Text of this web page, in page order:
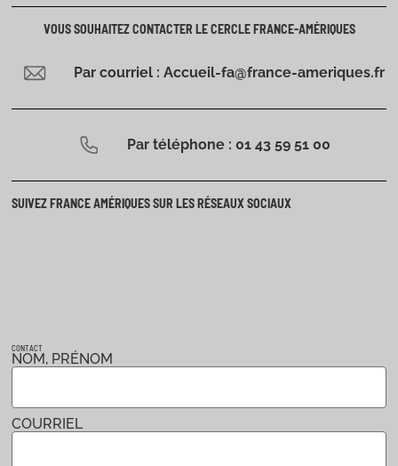
CONTACT
NOM, PRÉNOM
COURRIEL
VOUS SOUHAITEZ CONTACTER LE CERCLE FRANCE-AMÉRIQUES
Par courriel : Accueil-fa@france-ameriques.fr
Par téléphone : 01 43 59 51 00
SUIVEZ FRANCE AMÉRIQUES SUR LES RÉSEAUX SOCIAUX